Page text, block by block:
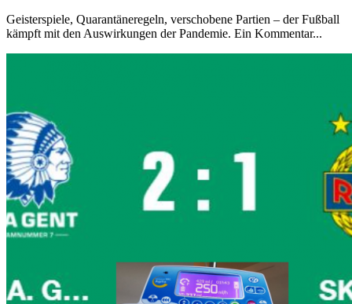
Geisterspiele, Quarantäneregeln, verschobene Partien – der Fußball
kämpft mit den Auswirkungen der Pandemie. Ein Kommentar...